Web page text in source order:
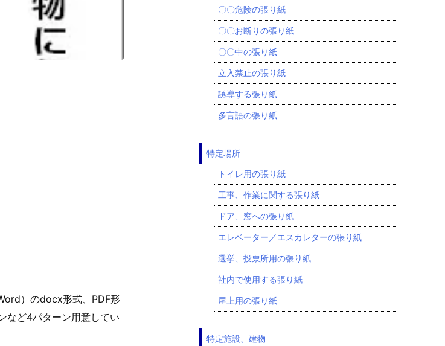
）のdocx形式、PDF形
など4パターン用意してい
〇〇危険の張り紙
〇〇お断りの張り紙
〇〇中の張り紙
立入禁止の張り紙
誘導する張り紙
多言語の張り紙
特定場所
トイレ用の張り紙
工事、作業に関する張り紙
ドア、窓への張り紙
エレベーター／エスカレターの張り紙
選挙、投票所用の張り紙
社内で使用する張り紙
屋上用の張り紙
特定施設、建物